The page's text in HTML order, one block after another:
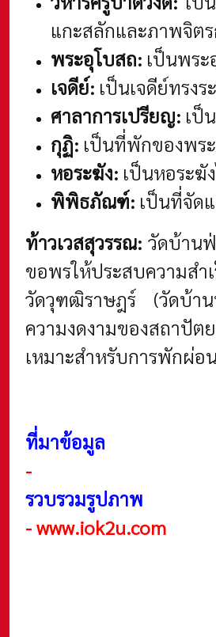
แกะสลักและภาพจิต
พระอุโบสถ: เป็นพร
เจดีย์: เป็นเจดีย์ทรง
ศาลาการเปรียญ: เป็
กุฏิ: เป็นที่พักของพร
หอระฆัง: เป็นหอระฆั
พิพิธภัณฑ์: เป็นที่จัด
ท้าวเวสสุวรรณ: วัดบ้าน
ขอพรให้ประสบความสำ
วัดวุฑฒิราษฎร์ (วัดบ้าน
ความงดงามของสถาปั
เหมาะสำหรับการพักผ่อ
ที่มาข้อมูล
-
รวบรวมรูปภาพ
-www.iok2u.com